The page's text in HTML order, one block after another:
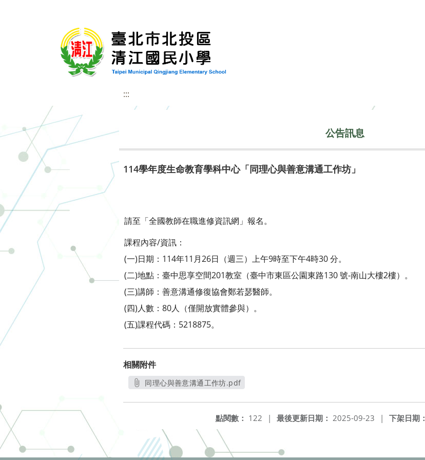
:::
公告訊息
114學年度生命教育學科中心「同理心與善意溝通工作坊」
請至「全國教師在職進修資訊網」報名。
課程內容/資訊：
(一)日期：114年11月26日（週三）上午9時至下午4時30 分。
(二)地點：臺中思享空間201教室（臺中市東區公園東路130 號-南山大樓2樓）。
(三)講師：善意溝通修復協會鄭若瑟醫師。
(四)人數：80人（僅開放實體參與）。
(五)課程代碼：5218875。
相關附件
同理心與善意溝通工作坊.pdf
下架日期：
最後更新日期： 2025-09-23 |
點閱數： 122 |